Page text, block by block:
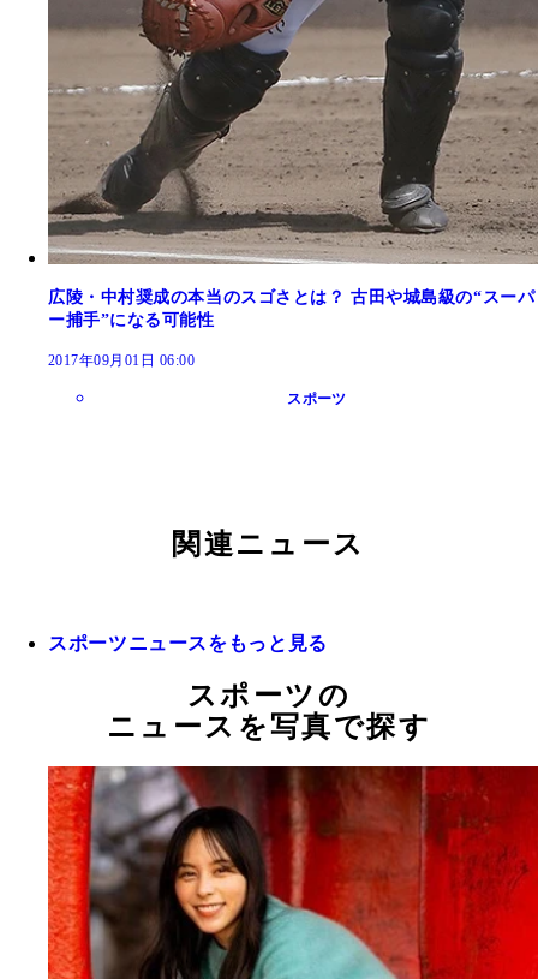
広陵・中村奨成の本当のスゴさとは？ 古田や城島級の“スーパ
ー捕手”になる可能性
2017年09月01日 06:00
スポーツ
関連ニュース
スポーツニュースをもっと見る
スポーツの
ニュースを写真で探す